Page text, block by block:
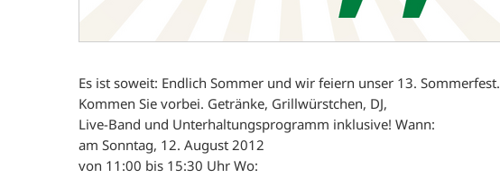
Es ist soweit: Endlich Sommer und wir feiern unser 13. Sommerfest.
Kommen Sie vorbei. Getränke, Grillwürstchen, DJ,
Live-Band und Unterhaltungsprogramm inklusive! Wann:
am Sonntag, 12. August 2012
von 11:00 bis 15:30 Uhr Wo: